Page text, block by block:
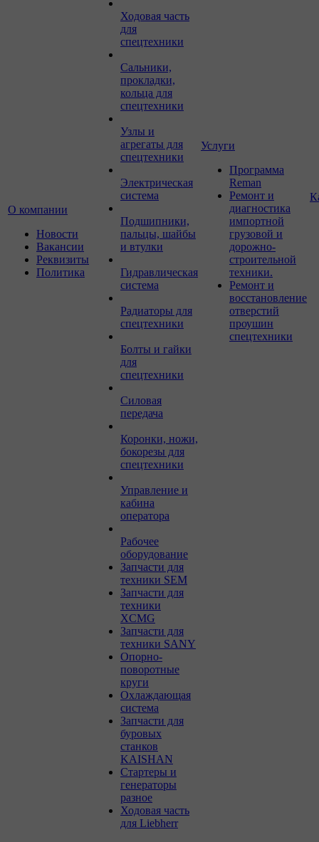
О компании
Новости
Вакансии
Реквизиты
Политика
Ходовая часть
для
спецтехники
Сальники,
прокладки,
кольца для
спецтехники
Узлы и
агрегаты для
спецтехники
Электрическая
система
Подшипники,
пальцы, шайбы
и втулки
Гидравлическая
система
Радиаторы для
спецтехники
Болты и гайки
для
спецтехники
Силовая
передача
Коронки, ножи,
бокорезы для
спецтехники
Управление и
кабина
оператора
Рабочее
оборудование
Запчасти для
техники SEM
Запчасти для
техники
XCMG
Запчасти для
техники SANY
Опорно-
поворотные
круги
Охлаждающая
система
Запчасти для
буровых
станков
KAISHAN
Стартеры и
генераторы
разное
Ходовая часть
для Liebherr
Услуги
Программа
Reman
Ремонт и
диагностика
импортной
грузовой и
дорожно-
строительной
техники.
Ремонт и
восстановление
отверстий
проушин
спецтехники